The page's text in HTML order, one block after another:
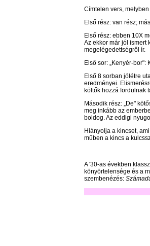
Címtelen vers,
Első rész: van rész;
Első rész: ebben 10X
Az ekkor már jól ismert
megelégedettségről ír.
Első sor: „Kenyér-bor":
Első 8 sorban jólétre
eredményei.
költők hozzá fordulnak
Második rész: „De"
meg inkább az
boldog. Az eddigi
Hiányolja a kincset,
műben a kincs a
A '30-as években
könyörtelensége és a
szembenézés: